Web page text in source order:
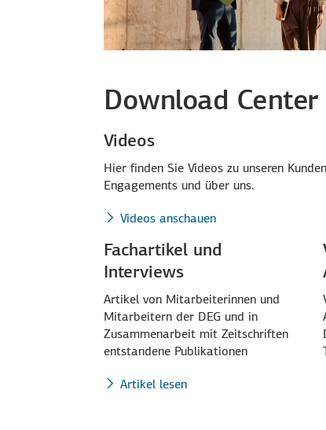
Download Center
Videos
Hier finden Sie Videos zu unseren
Engagements und über uns.
Videos anschauen
Fachartikel und
Interviews
Artikel von Mitarbeiterinnen und
Mitarbeitern der DEG und in
Zusammenarbeit mit Zeitschriften
entstandene Publikationen
Artikel lesen